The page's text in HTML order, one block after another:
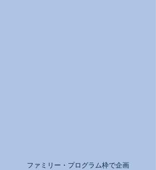
ファミリー・プログラム枠で企画